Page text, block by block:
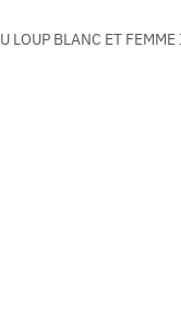
LOUP BLANC ET